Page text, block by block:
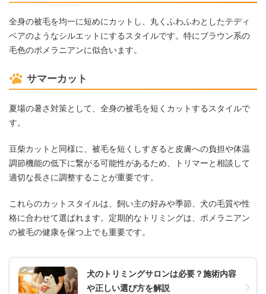
全身の被毛を均一に短めにカットし、丸くふわふわとしたテディ
ベアのようなシルエットにするスタイルです。特にブラウン系の
毛色のポメラニアンに似合います。
サマーカット
夏場の暑さ対策として、全身の被毛を短くカットするスタイルで
す。
豆柴カットと同様に、被毛を短くしすぎると皮膚への負担や体温
調節機能の低下に繋がる可能性があるため、トリマーと相談して
適切な長さに調整することが重要です。
これらのカットスタイルは、飼い主の好みや季節、犬の毛質や性
格に合わせて選ばれます。定期的なトリミングは、ポメラニアン
の被毛の健康を保つ上でも重要です。
犬のトリミングサロンは必要？施術内容
や正しい選び方を解説